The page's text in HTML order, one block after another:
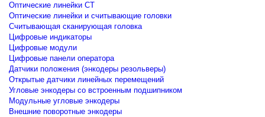
Оптические линейки CT
Оптические линейки и считывающие головки
Считывающая сканирующая головка
Цифровые индикаторы
Цифровые модули
Цифровые панели оператора
Датчики положения (энкодеры резольверы)
Открытые датчики линейных перемещений
Угловые энкодеры со встроенным подшипником
Модульные угловые энкодеры
Внешние поворотные энкодеры